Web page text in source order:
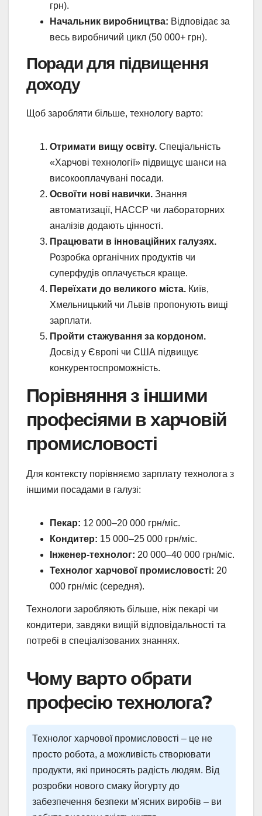
грн).
Начальник виробництва: Відповідає за
весь виробничий цикл (50 000+ грн).
Поради для підвищення
доходу
Щоб заробляти більше, технологу варто:
Отримати вищу освіту. Спеціальність
«Харчові технології» підвищує шанси на
високооплачувані посади.
Освоїти нові навички. Знання
автоматизації, HACCP чи лабораторних
аналізів додають цінності.
Працювати в інноваційних галузях.
Розробка органічних продуктів чи
суперфудів оплачується краще.
Переїхати до великого міста. Київ,
Хмельницький чи Львів пропонують вищі
зарплати.
Пройти стажування за кордоном.
Досвід у Європі чи США підвищує
конкурентоспроможність.
Порівняння з іншими
професіями в харчовій
промисловості
Для контексту порівняємо зарплату технолога з
іншими посадами в галузі:
Пекар: 12 000–20 000 грн/міс.
Кондитер: 15 000–25 000 грн/міс.
Інженер-технолог: 20 000–40 000 грн/міс.
Технолог харчової промисловості: 20
000 грн/міс (середня).
Технологи заробляють більше, ніж пекарі чи
кондитери, завдяки вищій відповідальності та
потребі в спеціалізованих знаннях.
Чому варто обрати
професію технолога?
Технолог харчової промисловості – це не
просто робота, а можливість створювати
продукти, які приносять радість людям. Від
розробки нового смаку йогурту до
забезпечення безпеки м’ясних виробів – ви